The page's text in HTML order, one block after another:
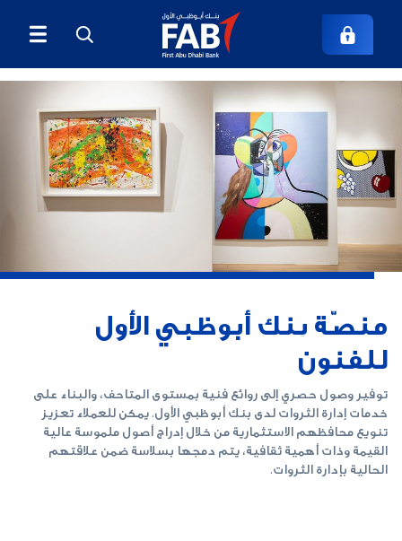
منصّة بنك أبوظبي الأول
للفنون
توفير وصول حصري إلى روائع فنية بمستوى المتاحف، والبناء على
خدمات إدارة الثروات لدى بنك أبوظبي الأول. يمكن للعملاء تعزيز
تنويع محافظهم الاستثمارية من خلال إدراج أصول ملموسة عالية
القيمة وذات أهمية ثقافية، يتم دمجها بسلاسة ضمن علاقتهم
الحالية بإدارة الثروات.